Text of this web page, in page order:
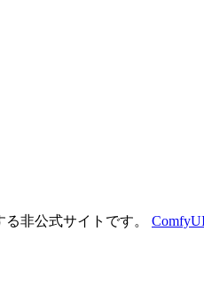
非公式サイトです。